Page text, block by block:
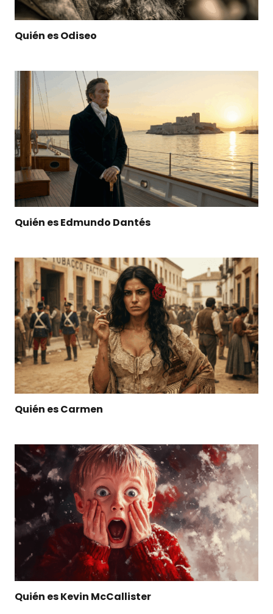
Quién es Odiseo
Quién es Edmundo Dantés
Quién es Carmen
Quién es Kevin McCallister